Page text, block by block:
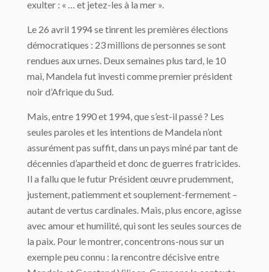
exulter : « … et jetez-les à la mer ».
Le 26 avril 1994 se tinrent les premières élections
démocratiques : 23 millions de personnes se sont
rendues aux urnes. Deux semaines plus tard, le 10
mai, Mandela fut investi comme premier président
noir d’Afrique du Sud.
Mais, entre 1990 et 1994, que s’est-il passé ? Les
seules paroles et les intentions de Mandela n’ont
assurément pas suffit, dans un pays miné par tant de
décennies d’apartheid et donc de guerres fratricides.
Il a fallu que le futur Président œuvre prudemment,
justement, patiemment et souplement-fermement –
autant de vertus cardinales. Mais, plus encore, agisse
avec amour et humilité, qui sont les seules sources de
la paix. Pour le montrer, concentrons-nous sur un
exemple peu connu : la rencontre décisive entre